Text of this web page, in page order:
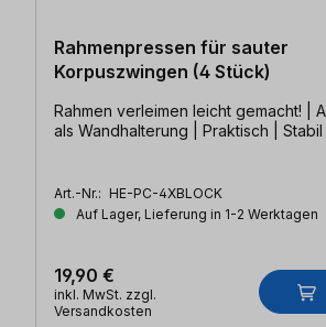
Rahmenpressen für sauter
Korpuszwingen (4 Stück)
Rahmen verleimen leicht gemacht! |
als Wandhalterung | Praktisch | Stabil
Art.-Nr.: HE-PC-4XBLOCK
Auf Lager, Lieferung in 1-2 Werktagen
19,90 €
inkl. MwSt. zzgl.
Versandkosten